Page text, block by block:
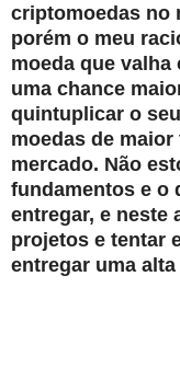
criptomoedas no
porém o meu
moeda que
uma chance
quintuplicar o
moedas de
mercado. Não
fundamentos e o
entregar, e neste
projetos e tentar
entregar uma